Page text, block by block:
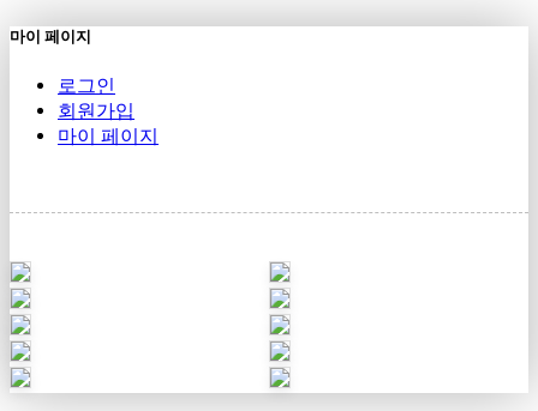
마이 페이지
로그인
회원가입
마이 페이지